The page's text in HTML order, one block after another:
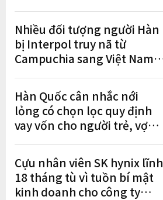
Nhiều đối tượng người Hàn
bị Interpol truy nã từ
Campuchia sang Việt Nam
Hàn Quốc cân nhắc nới
lỏng có chọn lọc quy định
vay vốn cho người trẻ, vợ
Cựu nhân viên SK hynix lĩnh
18 tháng tù vì tuồn bí mật
kinh doanh cho công ty